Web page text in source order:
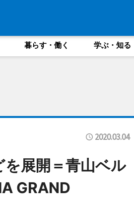
暮らす・働く 学ぶ・知る
2020.03.04
展開＝青山ベル
GRAND